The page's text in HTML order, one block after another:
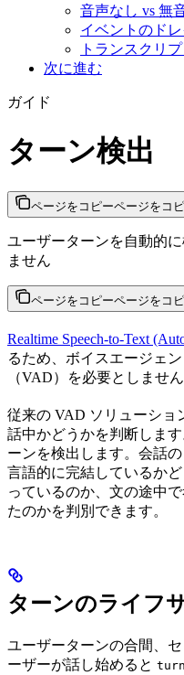
音声なし vs 無
イベントのド
トランスクリ
次に進む
ガイド
ターン検出
ページをコピーページをコ
ユーザーターンを自動的
ません
ページをコピーページをコ
Realtime Speech-to-Text
るため、ボイスエージェ
（VAD）を必要としません
従来の VAD ソリューショ
話中かどうかを判断しま
ーンを検出します。会話
言語的に完結しているか
っているのか、文の途中
たのかを判別できます。
ターンのライフ
ユーザーターンの合間、
ーザーが話し始めると